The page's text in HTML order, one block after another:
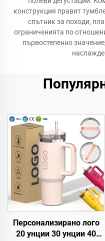
конструкция правят
спътник за походи,
ограниченията по
първостепенно
Персонализирано лого
20 унции 30 унции 40